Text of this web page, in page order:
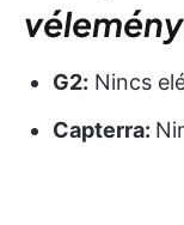
G2: Nincs
Capterra: